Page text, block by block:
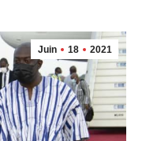
Juin 18 2021